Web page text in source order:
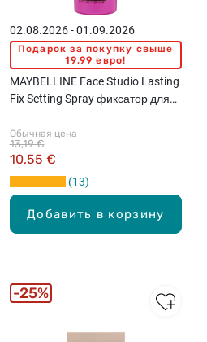
Добавить в корзину
02.08.2026 - 01.09.2026
Подарок за покупку свыше
19,99 евро!
MAYBELLINE Face Studio Lasting
Fix Setting Spray фиксатор для
Обычная цена
10,55 €
13,19 €
13
25%